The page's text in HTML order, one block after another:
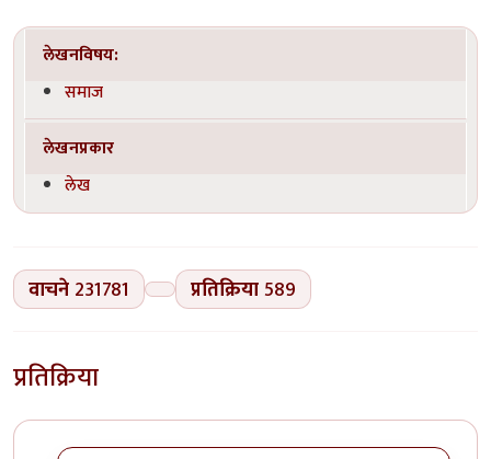
लेखनविषय:
समाज
लेखनप्रकार
लेख
वाचने 231781 प्रतिक्रिया589
प्रतिक्रिया